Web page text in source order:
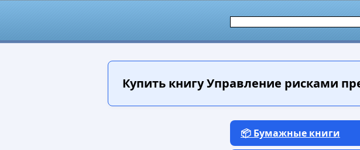
Купить книгуУправление рисками
📦 Бумажные книги